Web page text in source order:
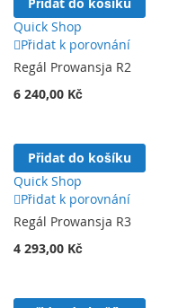
Quick Shop
Přidat k porovnání
Regál Prowansja R2
6 240,00 Kč
Přidat do košíku
Quick Shop
Přidat k porovnání
Regál Prowansja R3
4 293,00 Kč